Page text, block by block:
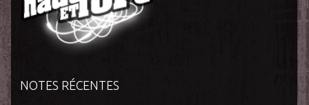
NOTES RÉCENTES